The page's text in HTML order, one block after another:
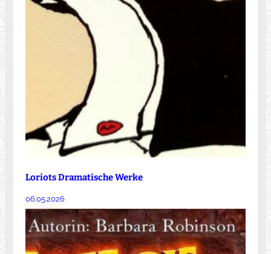
Loriots Dramatische Werke
06.05.2026